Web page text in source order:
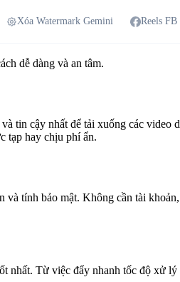
Xóa Watermark Gemini Reels FB
dễ dàng và an tâm.
tin cậy nhất để tải xuống các
tạp hay chịu phí ẩn.
tính bảo mật. Không cần tài
nhất. Từ việc đẩy nhanh tốc độ xử